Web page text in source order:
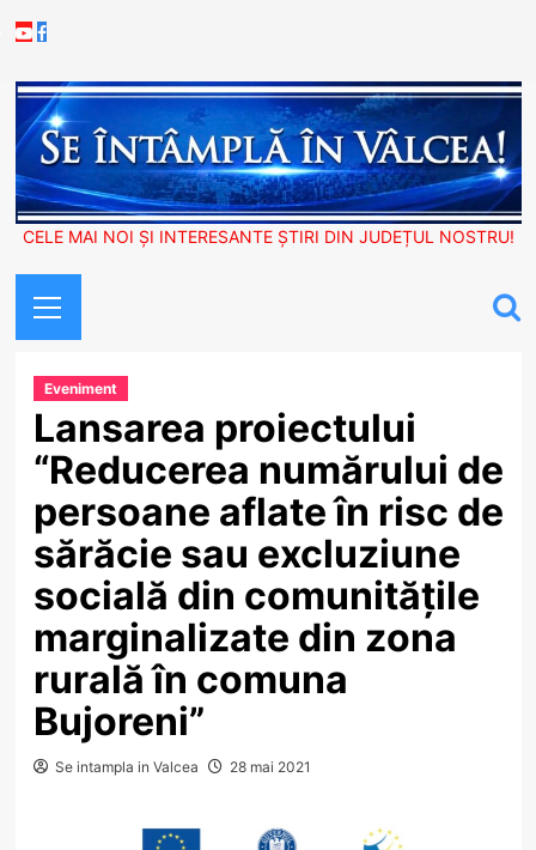
to
Youtube
Facebook
CELE MAI NOI ȘI INTERESANTE ȘTIRI DIN JUDEȚUL NOSTRU!
Menu
Eveniment
Lansarea proiectului
“Reducerea numărului de
persoane aflate în risc de
sărăcie sau excluziune
socială din comunităţile
marginalizate din zona
rurală în comuna
Bujoreni”
Se intampla in Valcea 28 mai 2021